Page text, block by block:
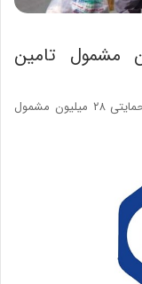
حمایتی ۲۸ میلیون مشمول تامین
سازمان برنامه و بودجه کشور از واریز اعتبار بسته حمایتی ۲۸ میلیون مشمول